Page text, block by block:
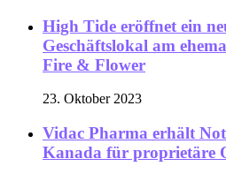
High Tide eröffnet ein
Geschäftslokal am
Fire & Flower
23. Oktober 2023
Vidac Pharma erhält
Kanada für proprietäre